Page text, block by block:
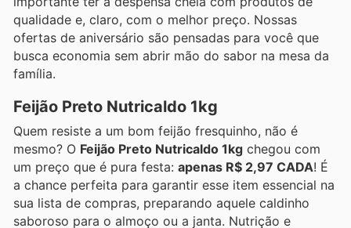
qualidade e, claro, com o melhor preço. Nossas
ofertas de aniversário são pensadas para você que
busca economia sem abrir mão do sabor na mesa da
família.
Feijão Preto Nutricaldo 1kg
Quem resiste a um bom feijão fresquinho, não é
mesmo? O Feijão Preto Nutricaldo 1kg chegou com
um preço que é pura festa: apenas R$ 2,97 CADA! É
a chance perfeita para garantir esse item essencial na
sua lista de compras, preparando aquele caldinho
saboroso para o almoço ou a janta. Nutrição e